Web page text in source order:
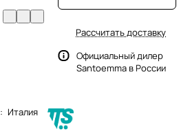
: Италия
Рассчитать доставку
Официальный дилер
Santoemma в России